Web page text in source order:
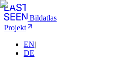
Bildatlas
Projekt
EN|
DE